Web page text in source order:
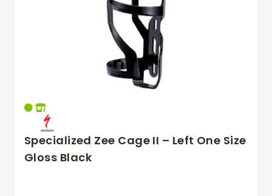
Specialized Zee Cage II – Left One Size
Gloss Black